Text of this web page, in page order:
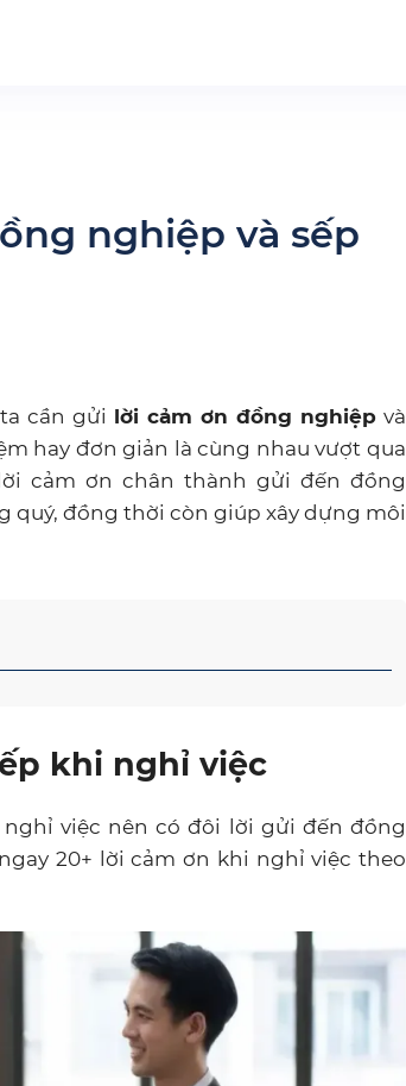
nghiệp và sếp
cần gửi lời cảm ơn đồng nghiệp và
hay đơn giản là cùng nhau vượt qua
cảm ơn chân thành gửi đến đồng
quý, đồng thời còn giúp xây dựng môi
khi nghỉ việc
việc nên có đôi lời gửi đến đồng
20+ lời cảm ơn khi nghỉ việc theo